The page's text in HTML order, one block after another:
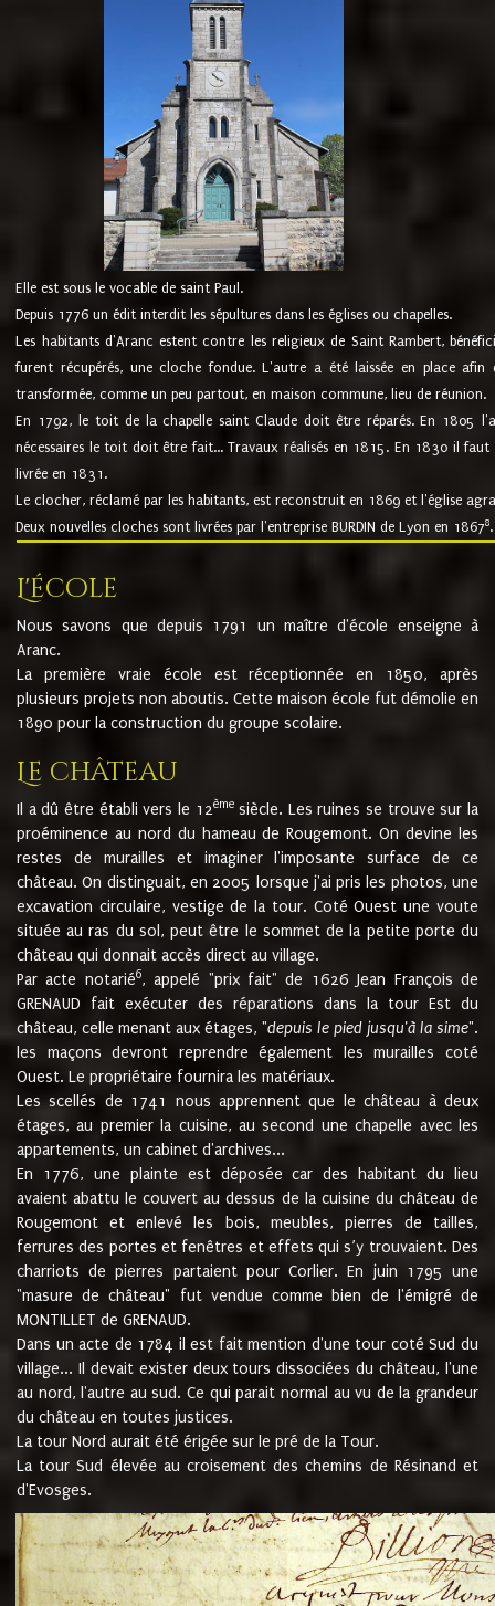
Elle est sous le vocable de saint Paul.
Depuis 1776 un édit interdit les sépultures dans les églises ou chapelles.
Les habitants d'Aranc estent contre les religieux de Saint Rambert,
furent récupérés, une cloche fondue. L'autre a été laissée en place
transformée, comme un peu partout, en maison commune, lieu de réunion.
En 1792, le toit de la chapelle saint Claude doit être réparés. En 1805
nécessaires le toit doit être fait... Travaux réalisés en 1815. En 1830 il
livrée en 1831.
Le clocher, réclamé par les habitants, est reconstruit en 1869 et l'église
Deux nouvelles cloches sont livrées par l'entreprise BURDIN de Lyon en 18678.
L'école
Nous savons que depuis 1791 un maître d'école enseigne à
Aranc.
La première vraie école est réceptionnée en 1850, après
plusieurs projets non aboutis. Cette maison école fut démolie en
1890 pour la construction du groupe scolaire.
Le château
Il a dû être établi vers le 12èmesiècle. Les ruines se trouve sur la
proéminence au nord du hameau de Rougemont. On devine les
restes de murailles et imaginer l'imposante surface de ce
château. On distinguait, en 2005 lorsque j'ai pris les photos, une
excavation circulaire, vestige de la tour. Coté Ouest une voute
située au ras du sol, peut être le sommet de la petite porte du
château qui donnait accès direct au village.
Par acte notarié6, appelé "prix fait" de 1626 Jean François de
GRENAUD fait exécuter des réparations dans la tour Est du
château, celle menant aux étages, "depuis le pied jusqu'à la sime".
les maçons devront reprendre également les murailles coté
Ouest. Le propriétaire fournira les matériaux.
Les scellés de 1741 nous apprennent que le château à deux
étages, au premier la cuisine, au second une chapelle avec les
appartements, un cabinet d'archives...
En 1776, une plainte est déposée car des habitant du lieu
avaient abattu le couvert au dessus de la cuisine du château de
Rougemont et enlevé les bois, meubles, pierres de tailles,
ferrures des portes et fenêtres et effets qui s’y trouvaient. Des
charriots de pierres partaient pour Corlier. En juin 1795 une
"masure de château" fut vendue comme bien de l'émigré de
MONTILLET de GRENAUD.
Dans un acte de 1784 il est fait mention d'une tour coté Sud du
village... Il devait exister deux tours dissociées du château, l'une
au nord, l'autre au sud. Ce qui parait normal au vu de la grandeur
du château en toutes justices.
La tour Nord aurait été érigée sur le pré de la Tour.
La tour Sud élevée au croisement des chemins de Résinand et
d'Evosges.